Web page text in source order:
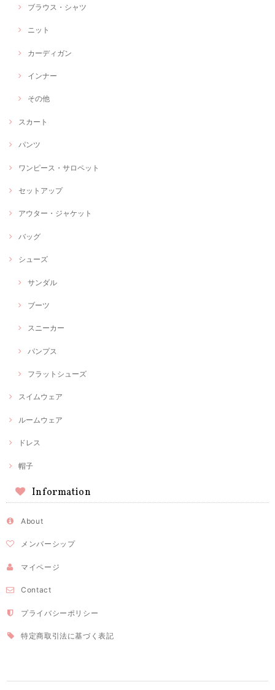
ブラウス・シャツ
ニット
カーディガン
インナー
その他
スカート
パンツ
ワンピース・サロペット
セットアップ
アウター・ジャケット
バッグ
シューズ
サンダル
ブーツ
スニーカー
パンプス
フラットシューズ
スイムウェア
ルームウェア
ドレス
帽子
Information
About
メンバーシップ
マイページ
Contact
プライバシーポリシー
特定商取引法に基づく表記